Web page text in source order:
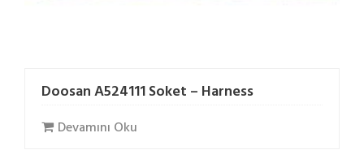
Doosan A524111 Soket – Harness
Devamını Oku